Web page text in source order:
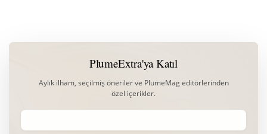
PlumeExtra'ya Katıl
Aylık ilham, seçilmiş öneriler ve PlumeMag editörlerinden
özel içerikler.